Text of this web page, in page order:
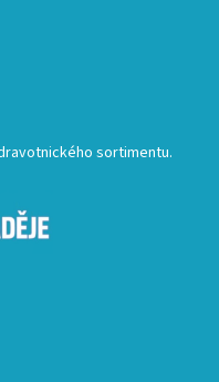
sortimentu.